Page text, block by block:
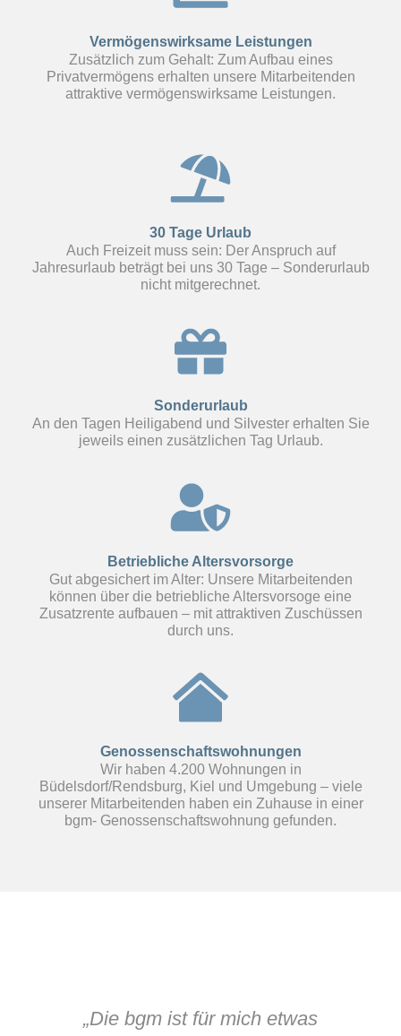
Vermögenswirksame Leistungen
Zusätzlich zum Gehalt: Zum Aufbau eines
Privatvermögens erhalten unsere Mitarbeitenden
attraktive vermögenswirksame Leistungen.
30 Tage Urlaub
Auch Freizeit muss sein: Der Anspruch auf
Jahresurlaub beträgt bei uns 30 Tage – Sonderurlaub
nicht mitgerechnet.
Sonderurlaub
An den Tagen Heiligabend und Silvester erhalten Sie
jeweils einen zusätzlichen Tag Urlaub.
Betriebliche Altersvorsorge
Gut abgesichert im Alter: Unsere Mitarbeitenden
können über die betriebliche Altersvorsoge eine
Zusatzrente aufbauen – mit attraktiven Zuschüssen
durch uns.
Genossenschaftswohnungen
Wir haben 4.200 Wohnungen in
Büdelsdorf/Rendsburg, Kiel und Umgebung – viele
unserer Mitarbeitenden haben ein Zuhause in einer
bgm- Genossenschaftswohnung gefunden.
„Die bgm ist für mich etwas